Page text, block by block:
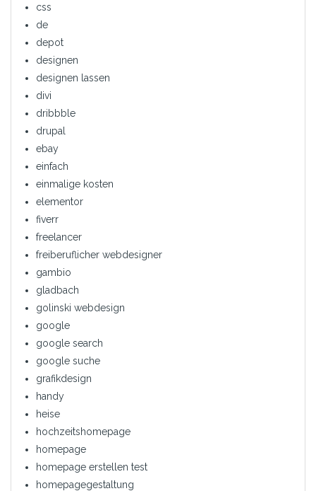
css
de
depot
designen
designen lassen
divi
dribbble
drupal
ebay
einfach
einmalige kosten
elementor
fiverr
freelancer
freiberuflicher webdesigner
gambio
gladbach
golinski webdesign
google
google search
google suche
grafikdesign
handy
heise
hochzeitshomepage
homepage
homepage erstellen test
homepagegestaltung